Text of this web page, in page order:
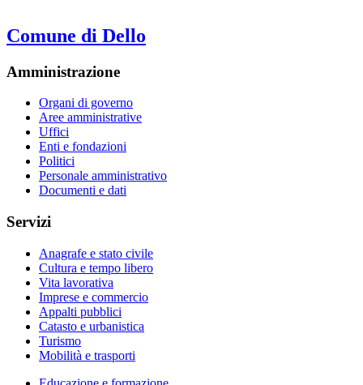
Comune di Dello
Amministrazione
Organi di governo
Aree amministrative
Uffici
Enti e fondazioni
Politici
Personale amministrativo
Documenti e dati
Servizi
Anagrafe e stato civile
Cultura e tempo libero
Vita lavorativa
Imprese e commercio
Appalti pubblici
Catasto e urbanistica
Turismo
Mobilità e trasporti